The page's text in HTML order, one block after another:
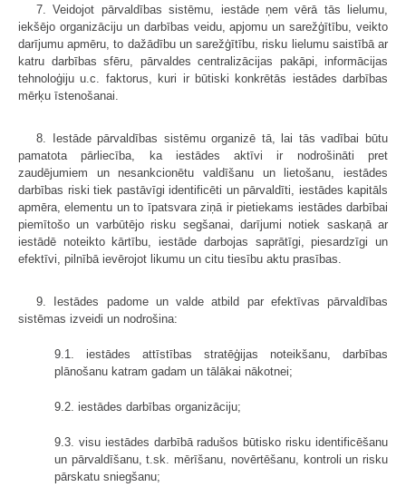
7. Veidojot pārvaldības sistēmu, iestāde ņem vērā tās lielumu,
iekšējo organizāciju un darbības veidu, apjomu un sarežģītību, veikto
darījumu apmēru, to dažādību un sarežģītību, risku lielumu saistībā ar
katru darbības sfēru, pārvaldes centralizācijas pakāpi, informācijas
tehnoloģiju u.c. faktorus, kuri ir būtiski konkrētās iestādes darbības
mērķu īstenošanai.
8. Iestāde pārvaldības sistēmu organizē tā, lai tās vadībai būtu
pamatota pārliecība, ka iestādes aktīvi ir nodrošināti pret
zaudējumiem un nesankcionētu valdīšanu un lietošanu, iestādes
darbības riski tiek pastāvīgi identificēti un pārvaldīti, iestādes kapitāls
apmēra, elementu un to īpatsvara ziņā ir pietiekams iestādes darbībai
piemītošo un varbūtējo risku segšanai, darījumi notiek saskaņā ar
iestādē noteikto kārtību, iestāde darbojas saprātīgi, piesardzīgi un
efektīvi, pilnībā ievērojot likumu un citu tiesību aktu prasības.
9. Iestādes padome un valde atbild par efektīvas pārvaldības
sistēmas izveidi un nodrošina:
9.1. iestādes attīstības stratēģijas noteikšanu, darbības
plānošanu katram gadam un tālākai nākotnei;
9.2. iestādes darbības organizāciju;
9.3. visu iestādes darbībā radušos būtisko risku identificēšanu
un pārvaldīšanu, t.sk. mērīšanu, novērtēšanu, kontroli un risku
pārskatu sniegšanu;